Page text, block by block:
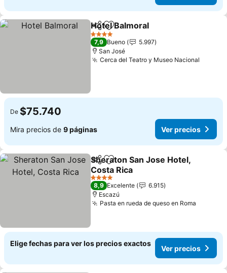
CompartirAgregar a favoritos
Hotel Balmoral
4 Estrellas
7,9 Bueno
5.997
San José
Cerca del Teatro y Museo Nacional
De $75.740
Mira precios de 9 páginas Ver precios
CompartirAgregar a favoritos
Sheraton San Jose Hotel,
Costa Rica
Ver precios
4 Estrellas
8,9 Excelente
6.915
Escazú
Pasta en rueda de queso en Roma
Elige fechas para ver los precios exactos
Ver precios